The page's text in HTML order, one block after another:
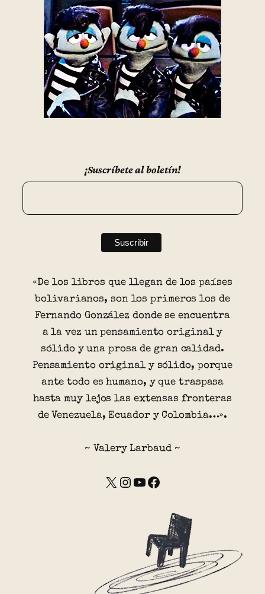
¡Suscríbete al boletín!
«De los libros que llegan de los países
bolivarianos, son los primeros los de
Fernando González donde se encuentra
a la vez un pensamiento original y
sólido y una prosa de gran calidad.
Pensamiento original y sólido, porque
ante todo es humano, y que traspasa
hasta muy lejos las extensas fronteras
de Venezuela, Ecuador y Colombia…».
~ Valery Larbaud ~
X Instagram YouTube Facebook